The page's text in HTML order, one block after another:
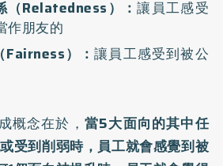
（Relatedness）：讓員工感受
作朋友的
Fairness）：讓員工感受到被公
概念在於， 當5大面向的其中任
受到削弱時，員工就會感覺到被